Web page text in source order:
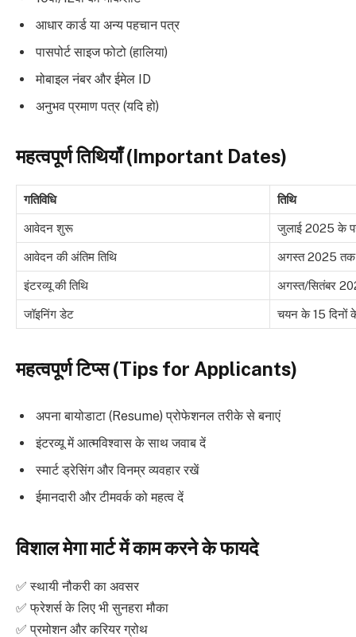
आधार कार्ड या अन्य पहचान पत्र
पासपोर्ट साइज फोटो (हालिया)
मोबाइल नंबर और ईमेल ID
अनुभव प्रमाण पत्र (यदि हो)
महत्वपूर्ण तिथियाँ (Important Dates)
गतिविधि तिथि
आवेदन शुरू जुलाई 2025 के
आवेदन की अंतिम तिथि अगस्त 2025 तक
इंटरव्यू की तिथि अगस्त/सितंबर
जॉइनिंग डेट चयन के 15 दिनों
महत्वपूर्ण टिप्स (Tips for Applicants)
अपना बायोडाटा (Resume) प्रोफेशनल तरीके से बनाएं
इंटरव्यू में आत्मविश्वास के साथ जवाब दें
स्मार्ट ड्रेसिंग और विनम्र व्यवहार रखें
ईमानदारी और टीमवर्क को महत्व दें
विशाल मेगा मार्ट में काम करने के फायदे
✅ स्थायी नौकरी का अवसर
✅ फ्रेशर्स के लिए भी सुनहरा मौका
✅ प्रमोशन और करियर ग्रोथ